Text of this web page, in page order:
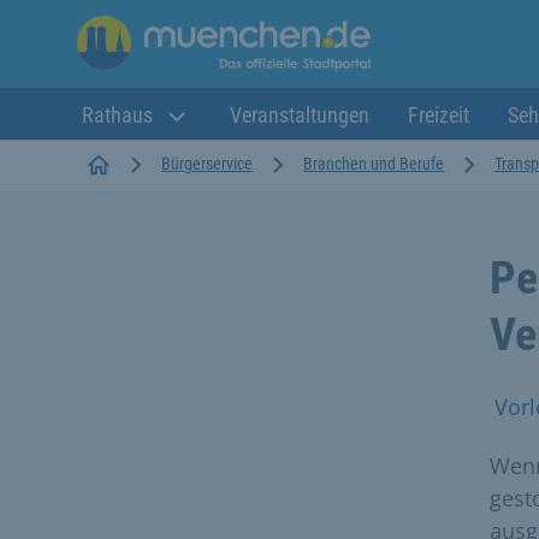
Rathaus Veranstaltungen Freizeit
StartseiteBürgerservice Branchen und Berufe